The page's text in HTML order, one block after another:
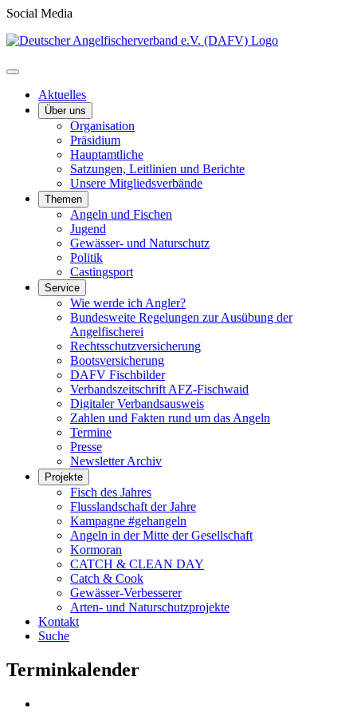
Social Media
Aktuelles
Über uns
Organisation
Präsidium
Hauptamtliche
Satzungen, Leitlinien und Berichte
Unsere Mitgliedsverbände
Themen
Angeln und Fischen
Jugend
Gewässer- und Naturschutz
Politik
Castingsport
Service
Wie werde ich Angler?
Bundesweite Regelungen zur Ausübung der
Angelfischerei
Rechtsschutzversicherung
Bootsversicherung
DAFV Fischbilder
Verbandszeitschrift AFZ-Fischwaid
Digitaler Verbandsausweis
Zahlen und Fakten rund um das Angeln
Termine
Presse
Newsletter Archiv
Projekte
Fisch des Jahres
Flusslandschaft der Jahre
Kampagne #gehangeln
Angeln in der Mitte der Gesellschaft
Kormoran
CATCH & CLEAN DAY
Catch & Cook
Gewässer-Verbesserer
Arten- und Naturschutzprojekte
Kontakt
Suche
Terminkalender